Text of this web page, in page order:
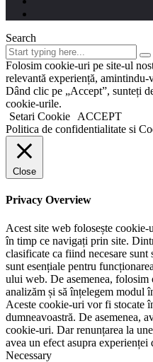
Search
Folosim cookie-uri pe site-ul
relevantă experiență,
Dând clic pe „Accept”, sunteți
cookie-urile.
Setari Cookie
ACCEPT
Politica de confidentialitate si
Close
Privacy Overview
Acest site web folosește
în timp ce navigați prin site.
clasificate ca fiind necesare
sunt esențiale pentru
ului web. De asemenea, folosim
analizăm și să înțelegem modul
Aceste cookie-uri vor fi stocate
dumneavoastră. De asemenea,
cookie-uri. Dar renunțarea la
avea un efect asupra experienței
Necessary